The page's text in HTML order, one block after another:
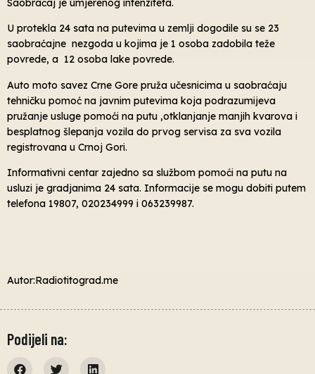
Saobraćaj je umjerenog intenziteta.
U protekla 24 sata na putevima u zemlji dogodile su se 23
saobraćajne nezgoda u kojima je 1 osoba zadobila teže
povrede, a 12 osoba lake povrede.
Auto moto savez Crne Gore pruža učesnicima u saobraćaju
tehničku pomoć na javnim putevima koja podrazumijeva
pružanje usluge pomoći na putu ,otklanjanje manjih kvarova i
besplatnog šlepanja vozila do prvog servisa za sva vozila
registrovana u Crnoj Gori.
Informativni centar zajedno sa službom pomoći na putu na
usluzi je gradjanima 24 sata. Informacije se mogu dobiti putem
telefona 19807, 020234999 i 063239987.
Autor:Radiotitograd.me
Podijeli na: